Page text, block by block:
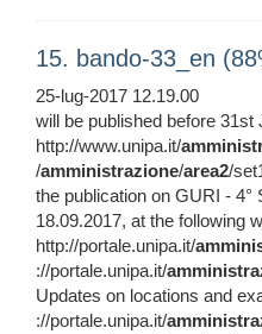
15. bando-33_en
25-lug-2017 12.19.00
will be published before 31st
http://www.unipa.it/
/amministrazione/area2/
the publication on GURI - 4°
18.09.2017, at the following
http://portale.unipa.it/
://portale.unipa.it/
Updates on locations and
://portale.unipa.it/